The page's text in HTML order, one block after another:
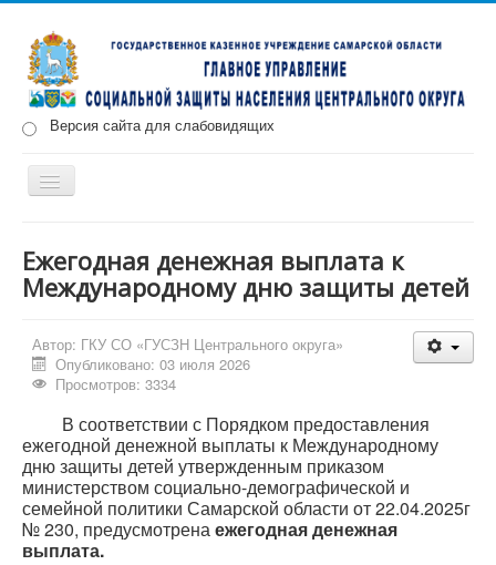
Версия сайта для слабовидящих
Включить/
Меры социальной поддержки
Ежегодная денежная выплата к
Международному дню защиты детей
Автор: ГКУ СО «ГУСЗН Центрального округа»
Опубликовано: 03 июля 2026
Просмотров: 3334
В соответствии с Порядком предоставления
ежегодной денежной выплаты к Международному
дню защиты детей утвержденным приказом
министерством социально-демографической и
семейной политики Самарской области от 22.04.2025г
№ 230, предусмотренаежегодная денежная
выплата.